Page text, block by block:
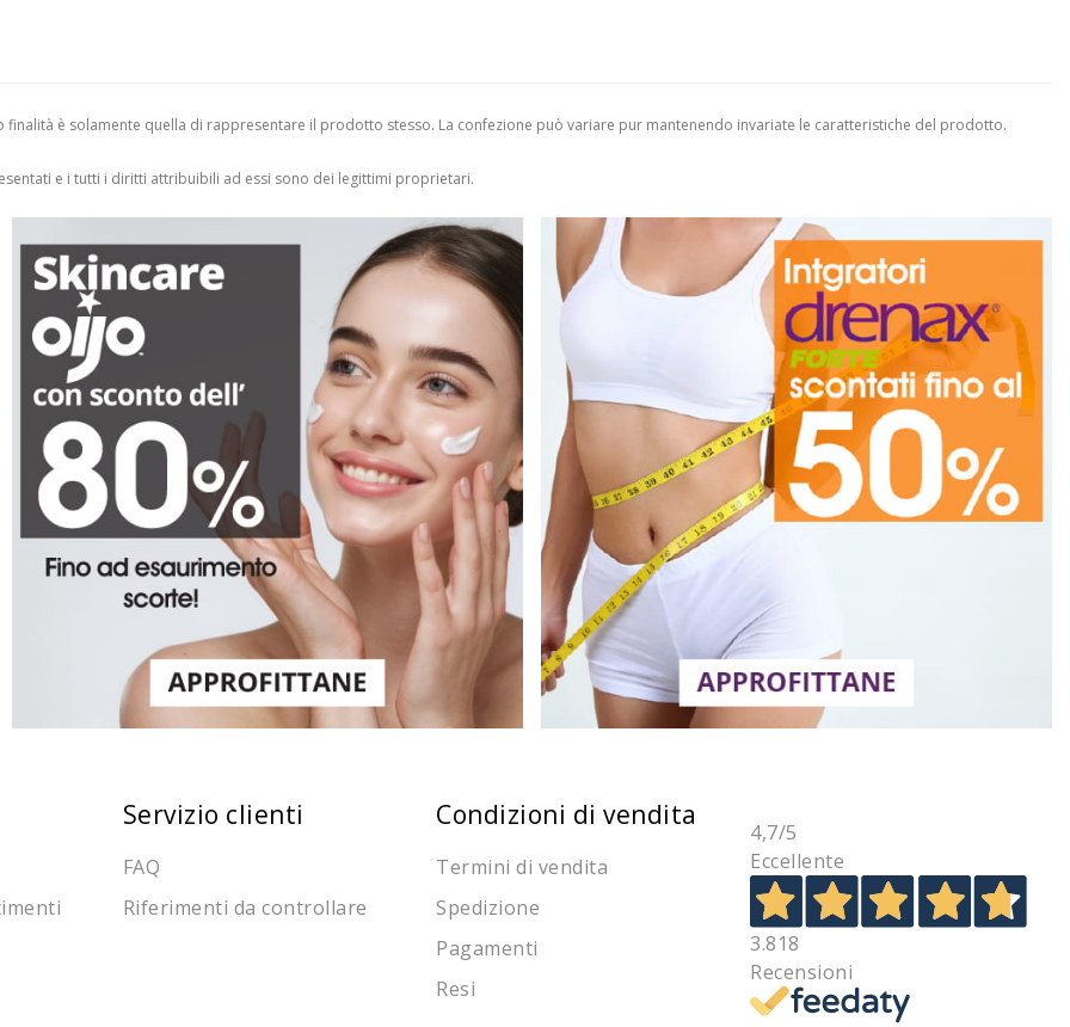
è solamente quella di rappresentare il prodotto stesso. La confezione può variare pur mantenendo invariate le caratteristiche del prodotto.
e i tutti i diritti attribuibili ad essi sono dei legittimi proprietari.
Servizio clienti
FAQ
Riferimenti da controllare
Condizioni di vendita
Termini di vendita
Spedizione
Pagamenti
Resi
4,7/5
Eccellente
3.818
Recensioni